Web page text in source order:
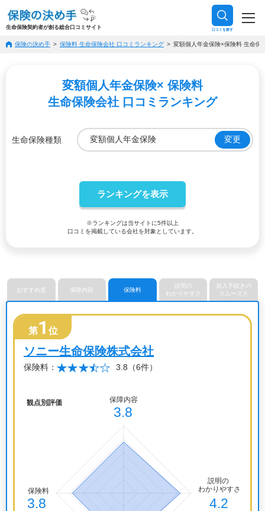
生命保険契約者が創る総合口コミサイト 口コミを探す
保険の決め手 保険料 生命保険会社 口コミランキング 変額個人年金保険×保険料 生命保
変額個人年金保険× 保険料
生命保険会社 口コミランキング
生命保険種類 変額個人年金保険 変更
※ランキングは当サイトに5件以上
口コミを掲載している会社を対象としています。
おすすめ度 保障内容 保険料
説明の
わかりやすさ
加入手続きの
スムーズさ
第1 位
ソニー生命保険株式会社
保険料： 3.8 （6件）
観点別評価